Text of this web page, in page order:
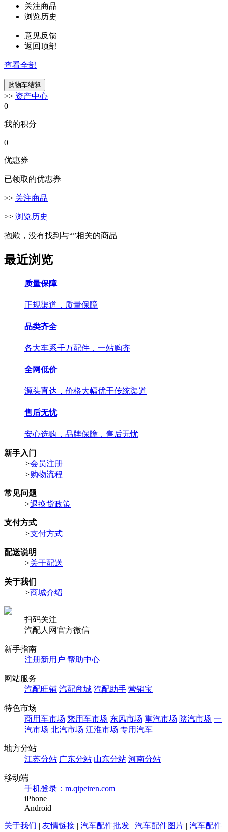
关注商品
浏览历史
意见反馈
返回顶部
查看全部
>> 资产中心
0
我的积分
0
优惠券
已领取的优惠券
>> 关注商品
>> 浏览历史
抱歉，没有找到与“”相关的商品
最近浏览
质量保障
正规渠道，质量保障
品类齐全
各大车系千万配件，一站购齐
全网低价
源头直达，价格大幅优于传统渠道
售后无忧
安心选购，品牌保障，售后无忧
新手入门
>会员注册
>购物流程
常见问题
>退换货政策
支付方式
>支付方式
配送说明
>关于配送
关于我们
>商城介绍
扫码关注
汽配人网官方微信
新手指南
注册新用户 帮助中心
网站服务
汽配旺铺 汽配商城 汽配助手 营销宝
特色市场
商用车市场 乘用车市场 东风市场 重汽市场 陕汽市场 一
汽市场 北汽市场 江淮市场 专用汽车
地方分站
江苏分站 广东分站 山东分站 河南分站
移动端
手机登录：m.qipeiren.com
iPhone
Android
关于我们 | 友情链接 | 汽车配件批发 | 汽车配件图片 | 汽车配件